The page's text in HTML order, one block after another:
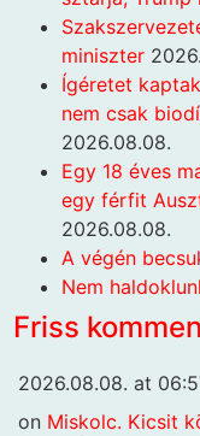
miniszter
Ígéretet
nem csak
2026.08.08.
Egy 18 éves
egy férfit
2026.08.08.
A végén
Nem
Friss
2026.08.08. at
on Miskolc. Kicsit